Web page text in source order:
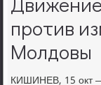
против
Молдовы
КИШИНЕВ, 15 окт